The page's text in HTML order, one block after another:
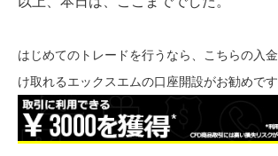
はじめてのトレードを行うなら、こちらの入
け取れるエックスエムの口座開設がお勧めです